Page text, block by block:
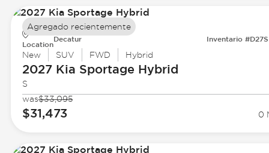
Location
Decatur Inventario
New SUV FWD Hybrid
2027 Kia Sportage Hybrid
S
was$33,095
$31,473 0
Agregado recientemente